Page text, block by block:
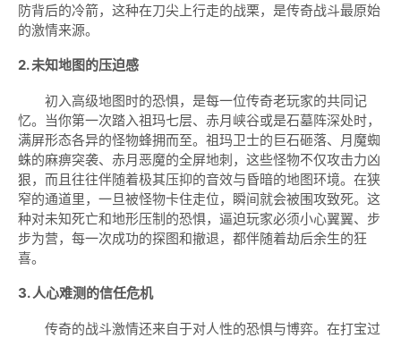
防背后的冷箭，这种在刀尖上行走的战栗，是传奇战斗最原始
的激情来源。
2. 未知地图的压迫感
初入高级地图时的恐惧，是每一位传奇老玩家的共同记
忆。当你第一次踏入祖玛七层、赤月峡谷或是石墓阵深处时，
满屏形态各异的怪物蜂拥而至。祖玛卫士的巨石砸落、月魔蜘
蛛的麻痹突袭、赤月恶魔的全屏地刺，这些怪物不仅攻击力凶
狠，而且往往伴随着极其压抑的音效与昏暗的地图环境。在狭
窄的通道里，一旦被怪物卡住走位，瞬间就会被围攻致死。这
种对未知死亡和地形压制的恐惧，逼迫玩家必须小心翼翼、步
步为营，每一次成功的探图和撤退，都伴随着劫后余生的狂
喜。
3. 人心难测的信任危机
传奇的战斗激情还来自于对人性的恐惧与博弈。在打宝过